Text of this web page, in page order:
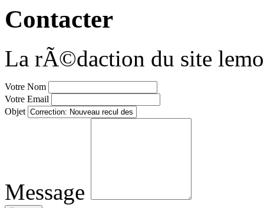
Contacter
La rÃ©daction du site
Votre Nom
Votre Email
Objet
Message